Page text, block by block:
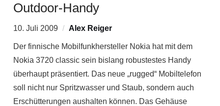
Outdoor-Handy
10. Juli 2009 Alex Reiger
Der finnische Mobilfunkhersteller Nokia hat mit dem
Nokia 3720 classic sein bislang robustestes Handy
überhaupt präsentiert. Das neue „rugged“ Mobiltelefon
soll nicht nur Spritzwasser und Staub, sondern auch
Erschütterungen aushalten können. Das Gehäuse